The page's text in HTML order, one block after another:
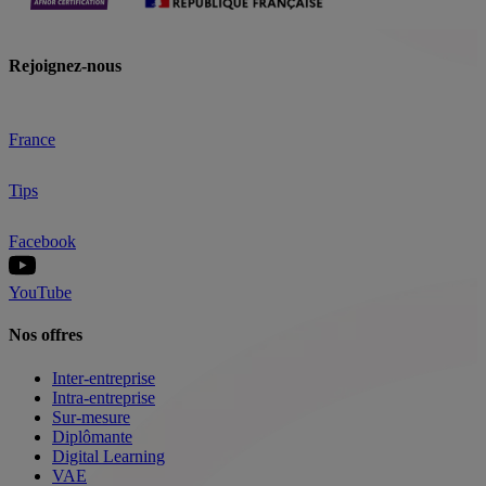
Rejoignez-nous
France
Tips
Facebook
YouTube
Nos offres
Inter-entreprise
Intra-entreprise
Sur-mesure
Diplômante
Digital Learning
VAE